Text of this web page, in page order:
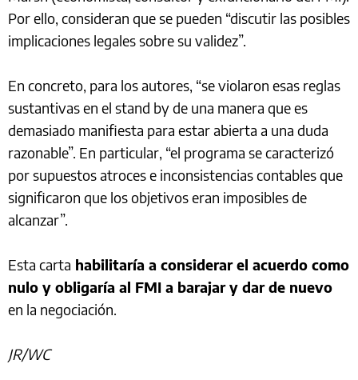
Por ello, consideran que se pueden “discutir las posibles
implicaciones legales sobre su validez”.
En concreto, para los autores, “se violaron esas reglas
sustantivas en el stand by de una manera que es
demasiado manifiesta para estar abierta a una duda
razonable”. En particular, “el programa se caracterizó
por supuestos atroces e inconsistencias contables que
significaron que los objetivos eran imposibles de
alcanzar”.
Esta carta habilitaría a considerar el acuerdo como
nulo y obligaría al FMI a barajar y dar de nuevo
en la negociación.
JR/WC